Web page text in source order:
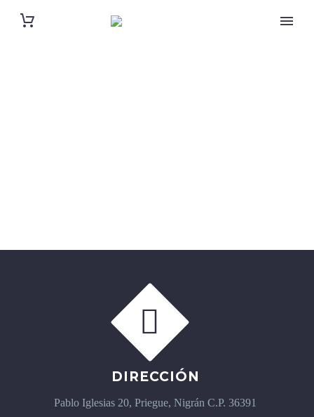


DIRECCIÓN
Pablo Iglesias 20, Priegue, Nigrán C.P. 36391